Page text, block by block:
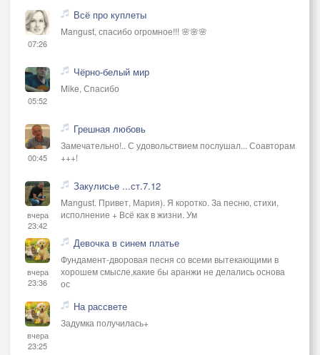
07:26
Всё про куплеты
Mangust, спасибо огромное!!! 🌸🌸🌸
05:52
Чёрно-белый мир
Mike, Спасибо
00:45
Грешная любовь
Замечательно!.. С удовольствием послушал... Соавторам
+++!
вчера
23:42
Закулисье ...ст.7.12
Mangust. Привет, Мария). Я коротко. За песню, стихи,
исполнение + Всё как в жизни. Ум
вчера
23:36
Девочка в синем платье
Фундамент-дворовая песня со всеми вытекающими в
хорошем смысле,какие бы аранжи не делались основа
ос
вчера
23:25
На рассвете
Задумка получилась+